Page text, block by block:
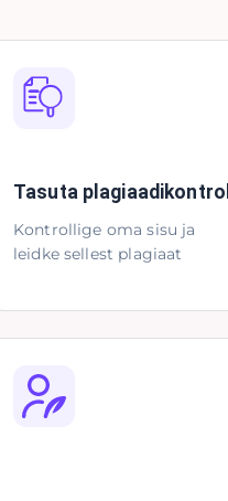
Tasuta plagiaadikontroll
Kontrollige oma sisu ja
leidke sellest plagiaat